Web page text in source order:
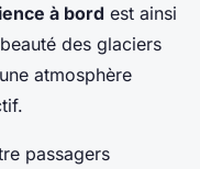
à bord est ainsi
des glaciers
atmosphère
passagers